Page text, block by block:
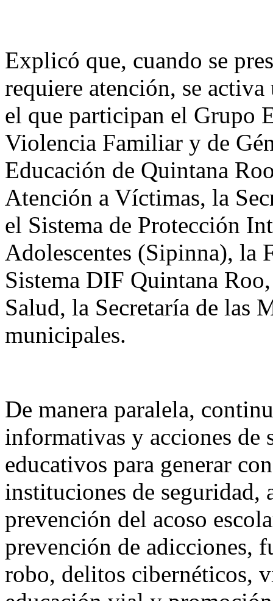
Explicó que, cuando se
requiere atención, se
el que participan el Grupo
Violencia Familiar y de
Educación de Quintana
Atención a Víctimas, la
el Sistema de Protección
Adolescentes (Sipinna), la
Sistema DIF Quintana
Salud, la Secretaría de las
municipales.
De manera paralela,
informativas y acciones de
educativos para generar
instituciones de seguridad,
prevención del acoso
prevención de adicciones,
robo, delitos cibernéticos,